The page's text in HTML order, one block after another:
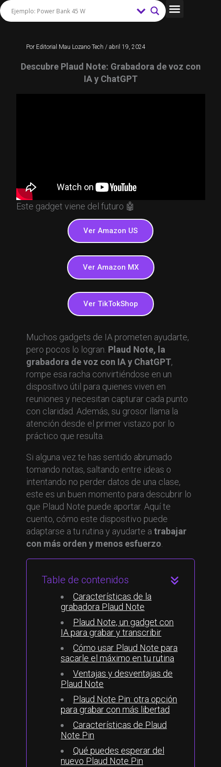
Ir
al
Por Editorial Mau Lozano Tech / abril 19, 2024
Descubre Plaud Note: Grabadora de voz con
IA y ChatGPT
Este gadget viene del futuro 🤖
Ver Amazon US
Ver Amazon MX
Ver TikTokShop
Muchos gadgets de IA prometen ayudarte,
pero pocos lo logran. Plaud Note, la
grabadora de voz con IA y ChatGPT,
rompe esa racha convirtiéndose en un
dispositivo útil para quienes viven en
reuniones y necesitan capturar cada punto
con claridad. Además, su grosor llama la
atención desde el primer vistazo por lo
práctico que resulta.
Si alguna vez te has sentido abrumado
tomando notas, saltando entre ideas o
intentando no perder datos de una clase,
este es un buen momento para descubrir lo
que Plaud Note puede aportar. Aquí te
cuento, cómo este dispositivo puede
adaptarse a tu rutina y ayudarte a trabajar
con más orden y menos esfuerzo
Table de contenidos
Características de la
grabadora Plaud Note
Plaud Note, un gadget con
IA para grabar y transcribir
Cómo usar Plaud Note para
sacarle el máximo en tu rutina
Ventajas y desventajas de
Plaud Note
Plaud Note Pin: otra opción
para grabar con más libertad
Características de Plaud
Note Pin
Qué puedes esperar del
nuevo Plaud Note Pin